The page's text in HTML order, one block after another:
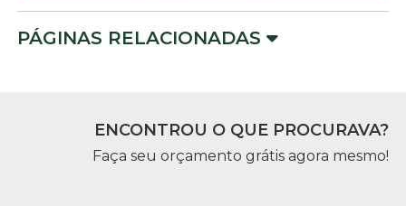
PÁGINAS RELACIONADAS
ENCONTROU O QUE PROCURAVA?
Faça seu orçamento grátis agora mesmo!